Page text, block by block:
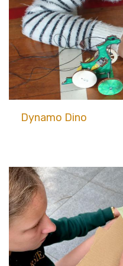
Dynamo Dino